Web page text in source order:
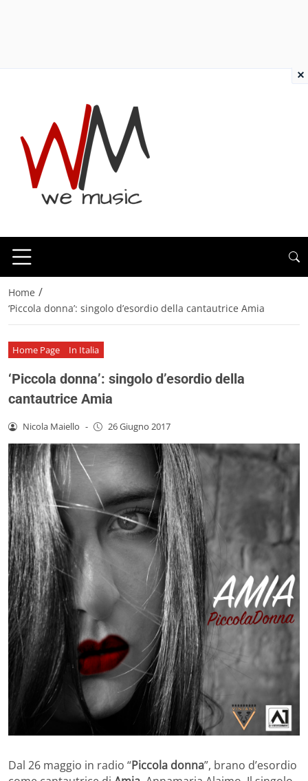
Home /
‘Piccola donna’: singolo d’esordio della cantautrice Amia
Home Page In Italia
‘Piccola donna’: singolo d’esordio della
cantautrice Amia
Nicola Maiello - 26 Giugno 2017
Dal 26 maggio in radio “Piccola donna”, brano d’esordio
×